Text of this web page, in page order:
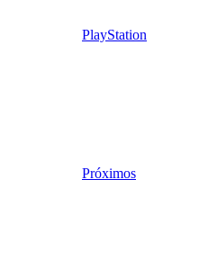
PlayStation
Próximos